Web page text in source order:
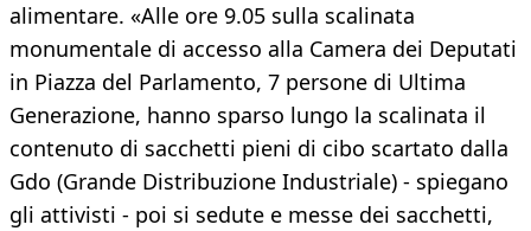
alimentare. «Alle ore 9.05 sulla scalinata
monumentale di accesso alla Camera dei Deputati
in Piazza del Parlamento, 7 persone di Ultima
Generazione, hanno sparso lungo la scalinata il
contenuto di sacchetti pieni di cibo scartato dalla
Gdo (Grande Distribuzione Industriale) - spiegano
gli attivisti - poi si sedute e messe dei sacchetti,